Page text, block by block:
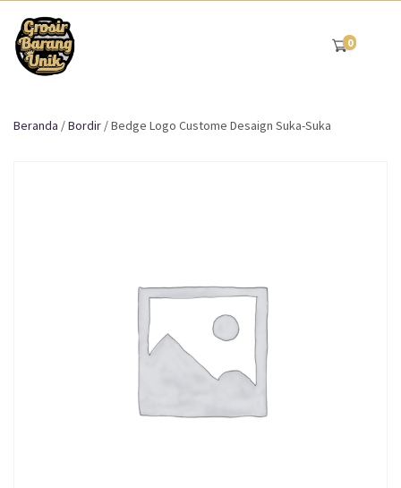
0
Beranda /Bordir / Bedge Logo Custome Desaign Suka-Suka